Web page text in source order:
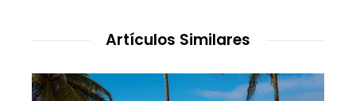
Artículos Similares